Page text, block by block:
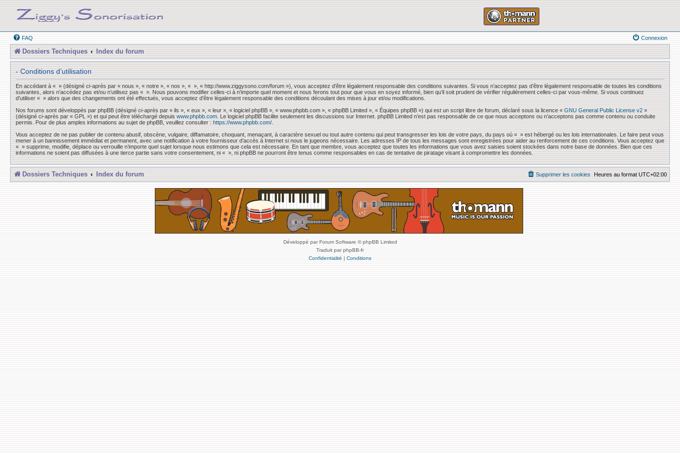
FAQ Connexion
Dossiers Techniques Index du forum
- Conditions d’utilisation
En accédant à « » (désigné ci-après par « nous », « notre », « nos », « », « http://www.ziggysono.com/forum »), vous acceptez d’être légalement responsable des conditions suivantes. Si vous n’acceptez pas d’être légalement responsable de toutes les conditions
suivantes, alors n’accédez pas et/ou n’utilisez pas « ». Nous pouvons modifier celles-ci à n’importe quel moment et nous ferons tout pour que vous en soyez informé, bien qu’il soit prudent de vérifier régulièrement celles-ci par vous-même. Si vous continuez
d’utiliser « » alors que des changements ont été effectués, vous acceptez d’être légalement responsable des conditions découlant des mises à jour et/ou modifications.
Nos forums sont développés par phpBB (désigné ci-après par « ils », « eux », « leur », « logiciel phpBB », « www.phpbb.com », « phpBB Limited », « Équipes phpBB ») qui est un script libre de forum, déclaré sous la licence « GNU General Public License v2 »
(désigné ci-après par « GPL ») et qui peut être téléchargé depuis www.phpbb.com . Le logiciel phpBB facilite seulement les discussions sur Internet. phpBB Limited n’est pas responsable de ce que nous acceptons ou n’acceptons pas comme contenu ou conduite
permis. Pour de plus amples informations au sujet de phpBB, veuillez consulter : https://www.phpbb.com/
Vous acceptez de ne pas publier de contenu abusif, obscène, vulgaire, diffamatoire, choquant, menaçant, à caractère sexuel ou tout autre contenu qui peut transgresser les lois de votre pays, du pays où « » est hébergé ou les lois internationales. Le faire peut vous
mener à un bannissement immédiat et permanent, avec une notification à votre fournisseur d’accès à Internet si nous le jugeons nécessaire. Les adresses IP de tous les messages sont enregistrées pour aider au renforcement de ces conditions. Vous acceptez que
« » supprime, modifie, déplace ou verrouille n’importe quel sujet lorsque nous estimons que cela est nécessaire. En tant que membre, vous acceptez que toutes les informations que vous avez saisies soient stockées dans notre base de données. Bien que ces
informations ne soient pas diffusées à une tierce partie sans votre consentement, ni « », ni phpBB ne pourront être tenus comme responsables en cas de tentative de piratage visant à compromettre les données.
Dossiers Techniques Index du forum Heures au format UTC+02:00
Supprimer les cookies
Développé par Forum Software © phpBB Limited
Traduit par phpBB-fr
Confidentialité | Conditions